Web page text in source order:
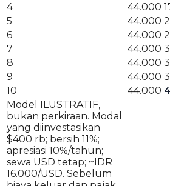
4
44.000
5
44.000
6
44.000
7
44.000
8
44.000
9
44.000
10
44.000
Model ILUSTRATIF,
bukan perkiraan. Modal
yang diinvestasikan
$400 rb; bersih 11%;
apresiasi 10%/tahun;
sewa USD tetap; ~IDR
16.000/USD. Sebelum